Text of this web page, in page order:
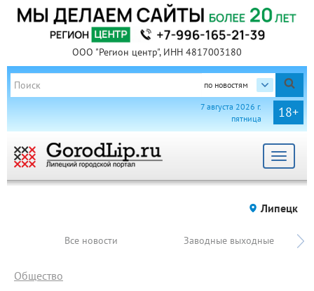
ООО "Регион центр", ИНН 4817003180
по новостям
18+
7 августа 2026 г.
пятница
Toggle
Липецк
Все новости Заводные выходные
Общество